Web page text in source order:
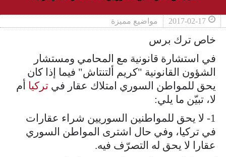
2017-02-17 مواضيع مميزة
خاص ترك برس
في استشارة قانونية مع المحامي ومستشار
الشؤون القانونية "كريم ألتنتاش" فيما إذا كان
يحق للمواطن السوري امتلاك عقار في تركيا أم
لا، تبيّن ما يلي:
1- لا يحق للمواطنين السوريين شراء عقارات
في تركيا، وفي حال اشترى المواطن السوري
عقارا لا يحق له التصرّف فيه.